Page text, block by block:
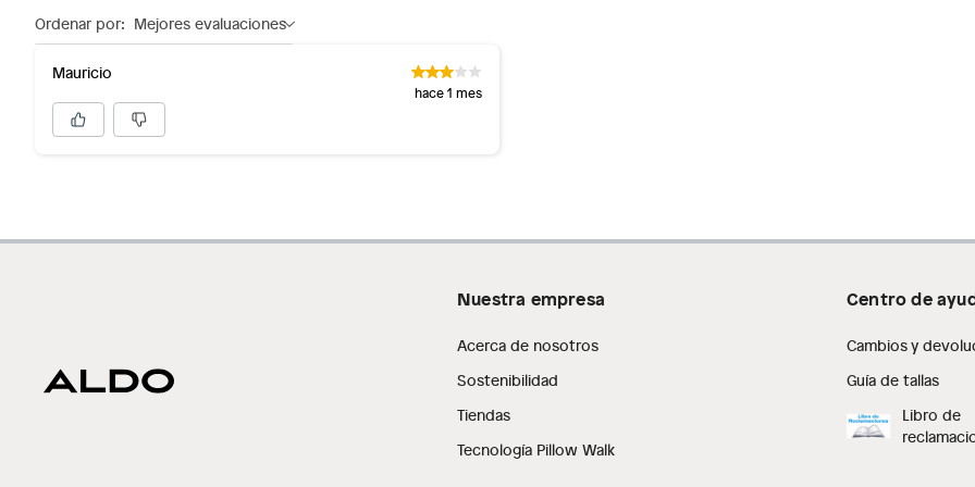
Ordenar por: Mejores evaluaciones
Mauricio
hace 1 mes
Nuestra empresa
Acerca de nosotros
Sostenibilidad
Tiendas
Tecnología Pillow Walk
Centro de
Cambios y
Guía de tallas
Libro de